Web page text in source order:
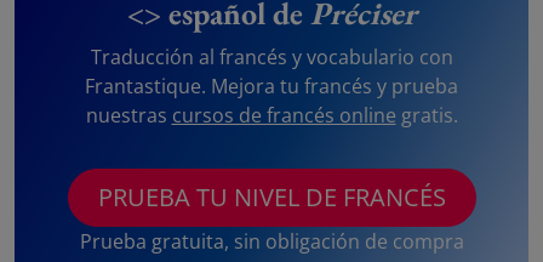
<> español de Préciser
Traducción al francés y vocabulario con
Frantastique. Mejora tu francés y prueba
nuestras cursos de francés online gratis.
PRUEBA TU NIVEL DE FRANCÉS
Prueba gratuita, sin obligación de compra